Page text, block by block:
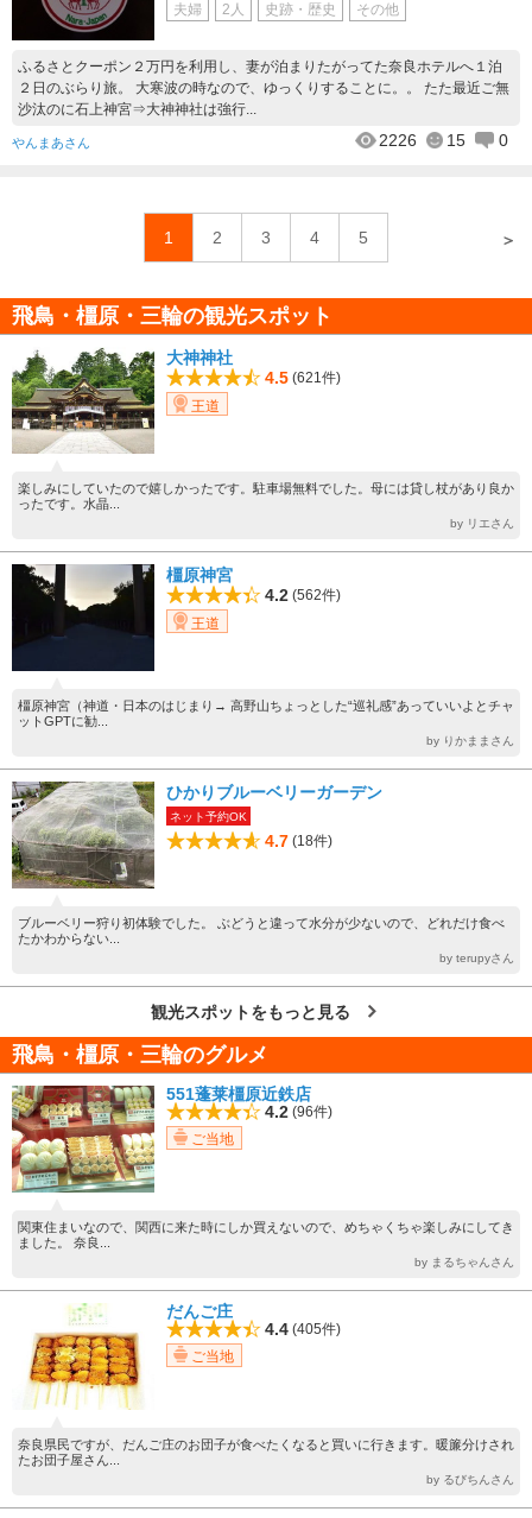
夫婦 2人 史跡・歴史 その他
ふるさとクーポン２万円を利用し、妻が泊まりたがってた奈良ホテルへ１泊
２日のぶらり旅。 大寒波の時なので、ゆっくりすることに。。 たた最近ご無
沙汰のに石上神宮⇒大神神社は強行...
やんまあさん 2226 15 0
1 2 3 4 5 ＞
飛鳥・橿原・三輪の観光スポット
大神神社
4.5 (621件)
王道
楽しみにしていたので嬉しかったです。駐車場無料でした。母には貸し杖があり良か
ったです。水晶...
by リエさん
橿原神宮
4.2 (562件)
王道
橿原神宮（神道・日本のはじまり→ 高野山ちょっとした“巡礼感”あっていいよとチャ
ットGPTに勧...
by りかままさん
ひかりブルーベリーガーデン
ネット予約OK
4.7 (18件)
ブルーベリー狩り初体験でした。 ぶどうと違って水分が少ないので、どれだけ食べ
たかわからない...
by terupyさん
観光スポットをもっと見る
飛鳥・橿原・三輪のグルメ
551蓬莱橿原近鉄店
4.2 (96件)
ご当地
関東住まいなので、関西に来た時にしか買えないので、めちゃくちゃ楽しみにしてき
ました。 奈良...
by まるちゃんさん
だんご庄
4.4 (405件)
ご当地
奈良県民ですが、だんご庄のお団子が食べたくなると買いに行きます。暖簾分けされ
たお団子屋さん...
by るびちんさん